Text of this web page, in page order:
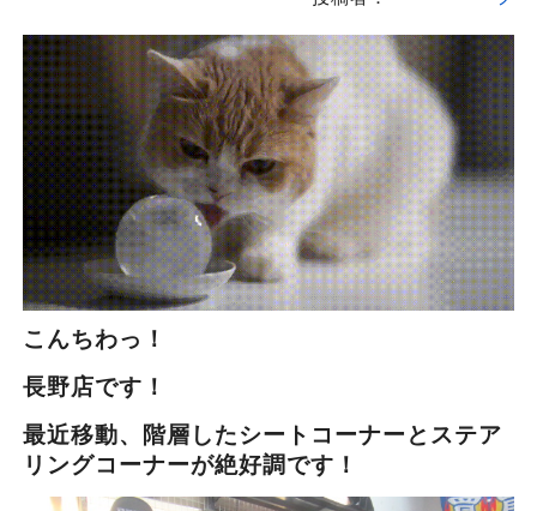
こんちわっ！
長野店です！
最近移動、階層したシートコーナーとステア
リングコーナーが絶好調です！